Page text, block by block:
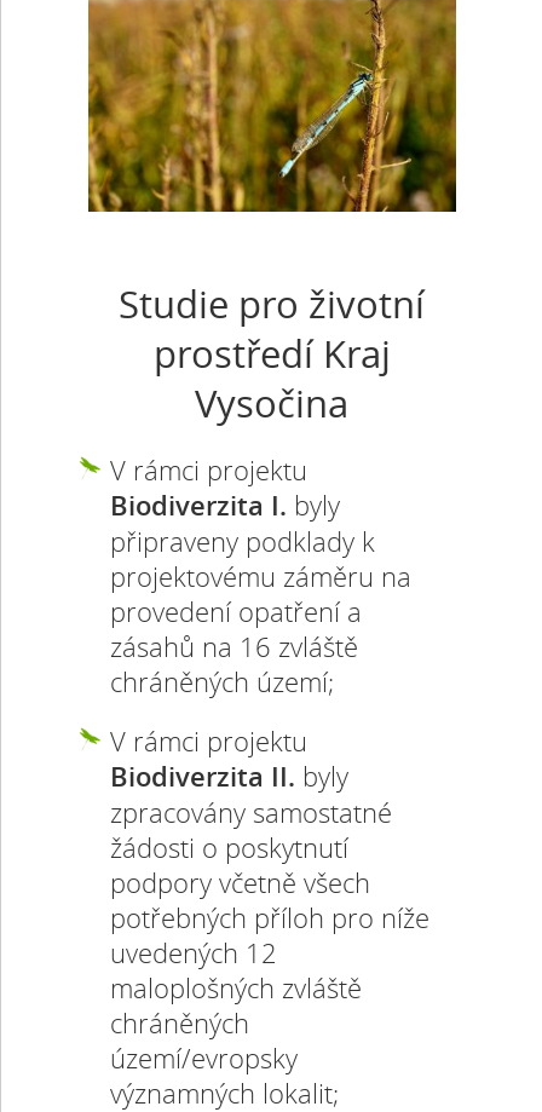
Studie pro životní
prostředí Kraj
Vysočina
V rámci projektu
Biodiverzita I. byly
připraveny podklady k
projektovému záměru na
provedení opatření a
zásahů na 16 zvláště
chráněných území;
V rámci projektu
Biodiverzita II. byly
zpracovány samostatné
žádosti o poskytnutí
podpory včetně všech
potřebných příloh pro níže
uvedených 12
maloplošných zvláště
chráněných
území/evropsky
významných lokalit;